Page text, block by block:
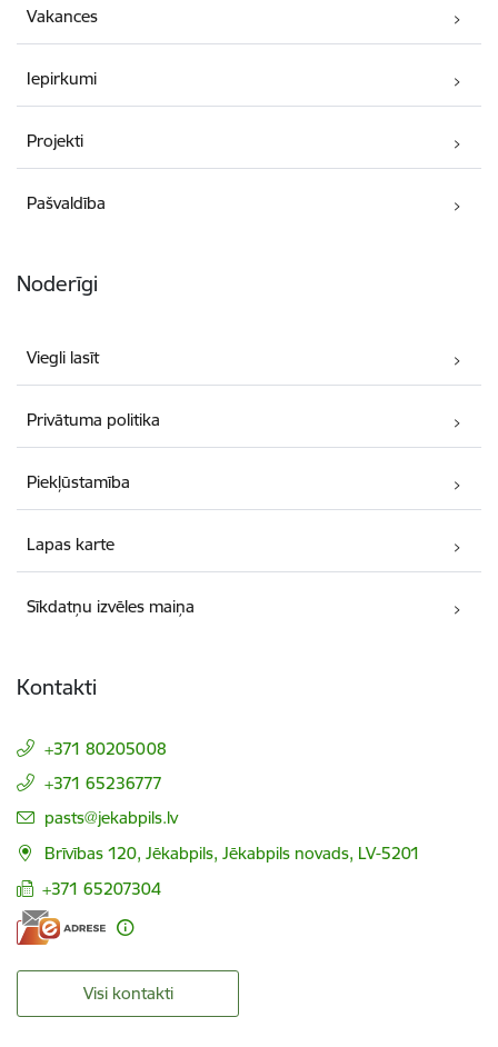
Vakances
Iepirkumi
Projekti
Pašvaldība
Noderīgi
Viegli lasīt
Privātuma politika
Piekļūstamība
Lapas karte
Sīkdatņu izvēles maiņa
Kontakti
+371 80205008
+371 65236777
E-pasts:
pasts@jekabpils.lv
Brīvības 120, Jēkabpils, Jēkabpils novads, LV-5201
+371 65207304
Visi kontakti